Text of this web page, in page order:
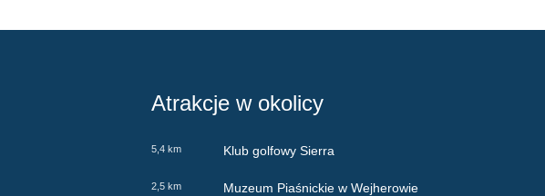
Atrakcje w okolicy
5,4 km Klub golfowy Sierra
2,5 km Muzeum Piaśnickie w Wejherowie